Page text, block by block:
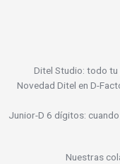
Ditel Studio: todo tu
Novedad Ditel en D-
Junior-D 6 dígitos:
Nuestras